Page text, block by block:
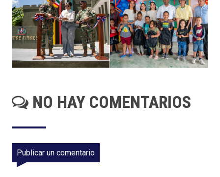
NO HAY COMENTARIOS
Publicar un comentario